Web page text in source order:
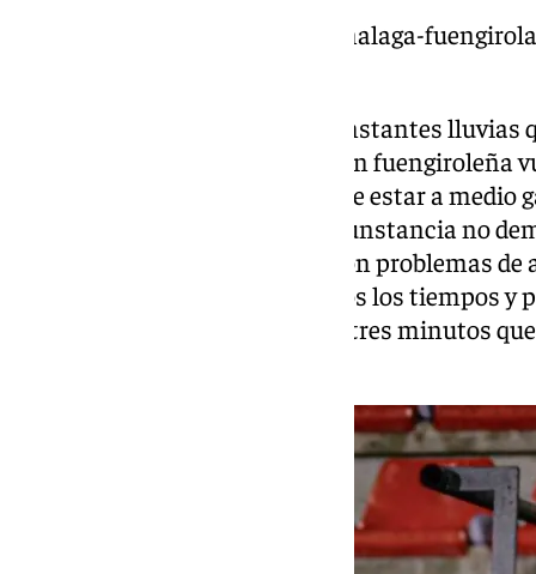
https://www.101tv.es/el-tren-malaga-
El tren de borrascas, con las constantes lluvias
Sol, ha provocado que la estación fuengiroleña
habituado a muchos usuarios de estar a medio
aunque pueda parecer una circunstancia no
grave incordio para personas con problemas
trabajadores que tienen medidos los tiempos y
metros más pierden esos dos o tres minutos